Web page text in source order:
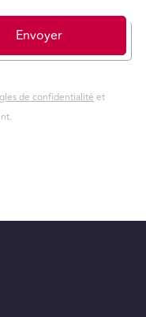
Envoyer
de confidentialitéet